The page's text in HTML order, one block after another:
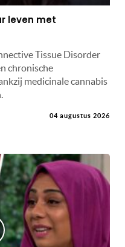
leven met
Tissue Disorder
chronische
medicinale cannabis
04 augustus 2026